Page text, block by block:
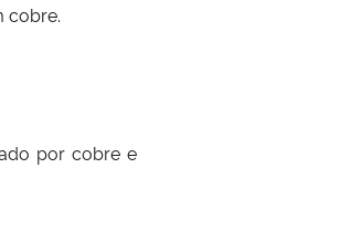
cobre.
por cobre e